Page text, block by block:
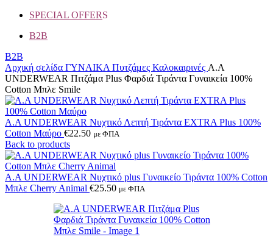
SPECIAL OFFERS
B2B
B2B
Αρχική σελίδα ΓΥΝΑΙΚΑ Πυτζάμες Καλοκαιρινές A.A
UNDERWEAR Πιτζάμα Plus Φαρδιά Τιράντα Γυναικεία 100%
Cotton Μπλε Smile
A.A UNDERWEAR Νυχτικό Λεπτή Τιράντα EXTRA Plus 100%
Cotton Μαύρο €22.50 με ΦΠΑ
Back to products
A.A UNDERWEAR Νυχτικό plus Γυναικείο Τιράντα 100% Cotton
Μπλε Cherry Animal €25.50 με ΦΠΑ